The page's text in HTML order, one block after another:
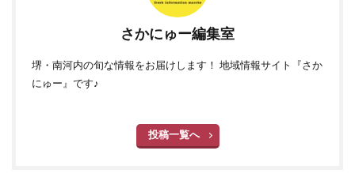
さかにゅー編集室
堺・南河内の旬な情報をお届けします！ 地域情報サイト『さか
にゅー』です♪
投稿一覧へ